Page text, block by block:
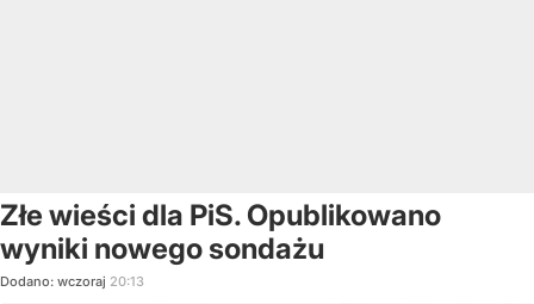
Złe wieści dla PiS. Opublikowano
wyniki nowego sondażu
Dodano: wczoraj 20:13